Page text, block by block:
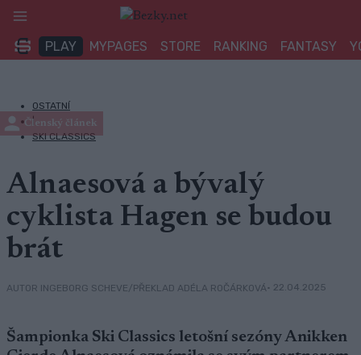
Přeskočit
obsah
PLAY MYPAGES STORE RANKING FANTASY
OSTATNÍ
|
SKI CLASSICS
Alnaesová a bývalý
cyklista Hagen se budou
brát
AUTOR INGEBORG SCHEVE/PŘEKLAD ADÉLA ROČÁRKOVÁ• 22.04.2025
Členský článek
Šampionka Ski Classics letošní sezóny Anikken